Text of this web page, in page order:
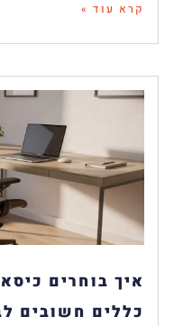
קרא עוד »
כללים חשובים